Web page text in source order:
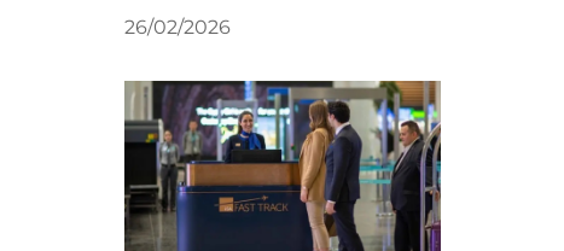
26/02/2026